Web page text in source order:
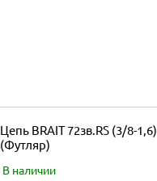
Цепь BRAIT 72зв.RS (3/8-1,6)
(Футляр)
В наличии